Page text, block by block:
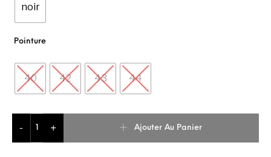
noir
Pointure
40 42 43 44
-
+
Ajouter Au Panier